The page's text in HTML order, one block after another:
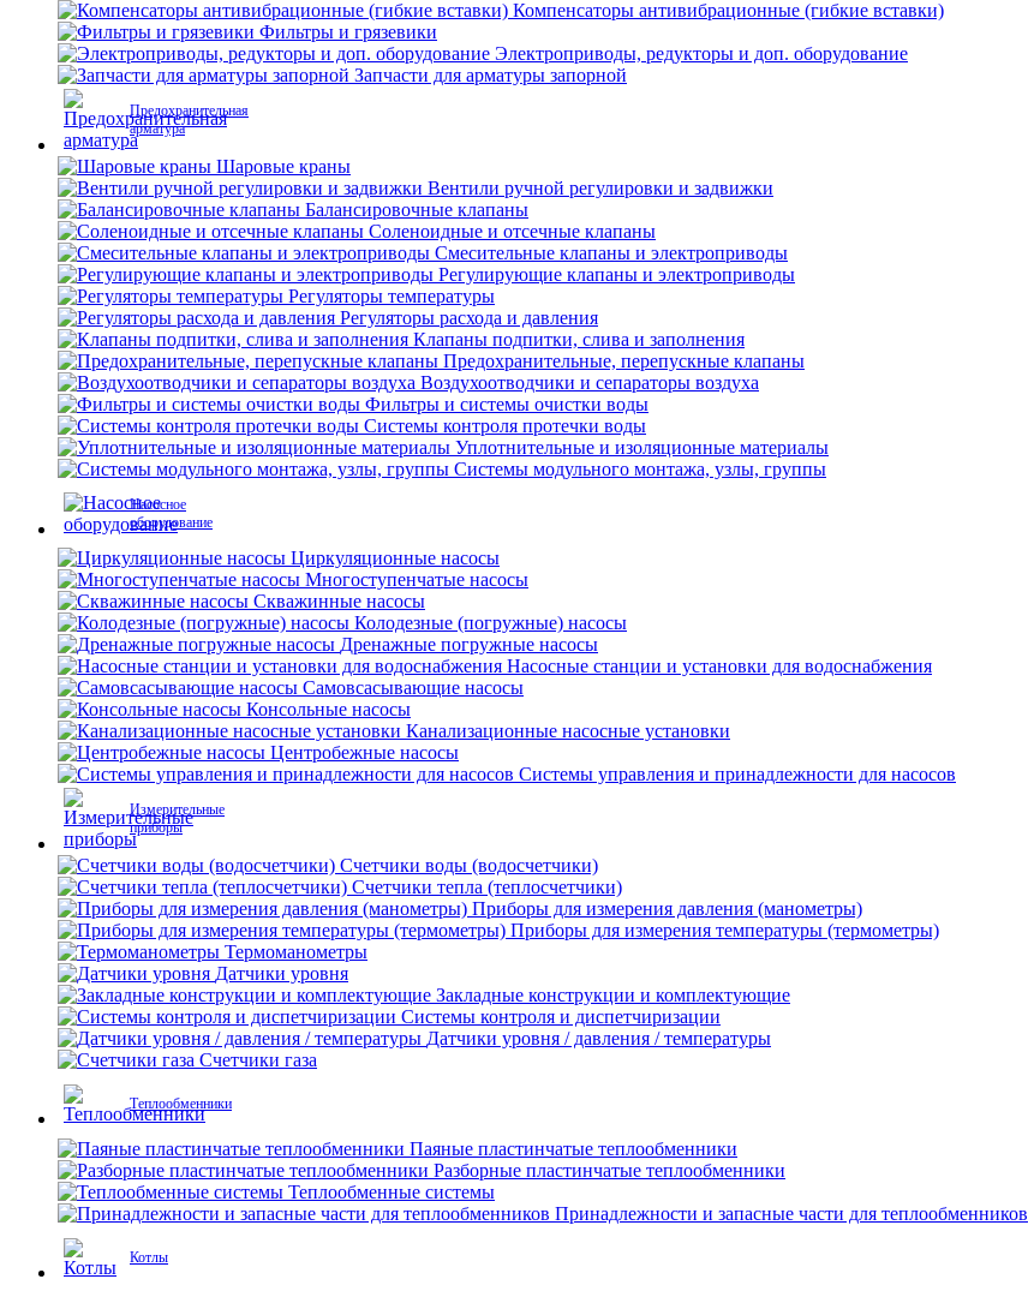
Компенсаторы антивибрационные (гибкие вставки)
Фильтры и грязевики
Электроприводы, редукторы и доп. оборудование
Запчасти для арматуры запорной
Предохранительная
арматура
Шаровые краны
Вентили ручной регулировки и задвижки
Балансировочные клапаны
Соленоидные и отсечные клапаны
Смесительные клапаны и электроприводы
Регулирующие клапаны и электроприводы
Регуляторы температуры
Регуляторы расхода и давления
Клапаны подпитки, слива и заполнения
Предохранительные, перепускные клапаны
Воздухоотводчики и сепараторы воздуха
Фильтры и системы очистки воды
Системы контроля протечки воды
Уплотнительные и изоляционные материалы
Системы модульного монтажа, узлы, группы
Насосное
оборудование
Циркуляционные насосы
Многоступенчатые насосы
Скважинные насосы
Колодезные (погружные) насосы
Дренажные погружные насосы
Насосные станции и установки для водоснабжения
Самовсасывающие насосы
Консольные насосы
Канализационные насосные установки
Центробежные насосы
Системы управления и принадлежности для насосов
Измерительные
приборы
Счетчики воды (водосчетчики)
Счетчики тепла (теплосчетчики)
Приборы для измерения давления (манометры)
Приборы для измерения температуры (термометры)
Термоманометры
Датчики уровня
Закладные конструкции и комплектующие
Системы контроля и диспетчиризации
Датчики уровня / давления / температуры
Счетчики газа
Теплообменники
Паяные пластинчатые теплообменники
Разборные пластинчатые теплообменники
Теплообменные системы
Принадлежности и запасные части для теплообменников
Котлы